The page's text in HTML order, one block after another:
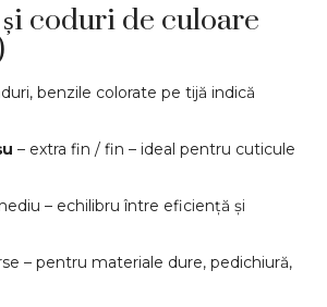
coduri de culoare
benzile colorate pe tijă indică
– extra fin / fin – ideal pentru cuticule
– echilibru între eficiență și
– pentru materiale dure, pedichiură,